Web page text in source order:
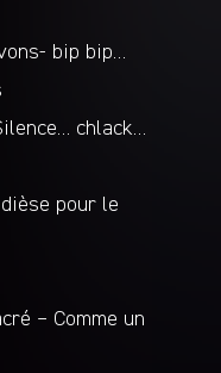
bip bip…
chlack…
pour le
– Comme un